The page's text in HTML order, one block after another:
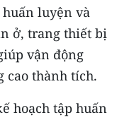
luyện và
ở, trang thiết bị
vận động
cao thành tích.
hoạch tập huấn